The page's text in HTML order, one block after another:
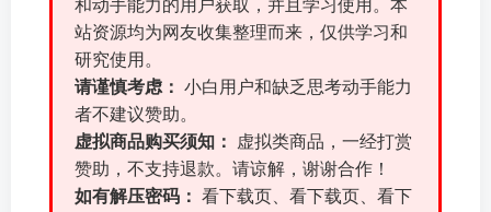
和动手能力的用户获取，并且学习使用。本
站资源均为网友收集整理而来，仅供学习和
研究使用。
请谨慎考虑： 小白用户和缺乏思考动手能力
者不建议赞助。
虚拟商品购买须知：
虚拟类商品，一经打赏
赞助，不支持退款。请谅解，谢谢合作！
如有解压密码： 看下载页、看下载页、看下